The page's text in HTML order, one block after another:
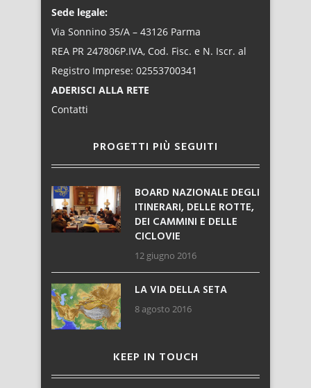
Sede legale:
Via Sonnino 35/A – 43126 Parma
REA PR 247806P.IVA, Cod. Fisc. e N. Iscr. al
Registro Imprese: 02553700341
ADERISCI ALLA RETE
Contatti
PROGETTI PIÙ SEGUITI
BOARD NAZIONALE DEGLI
ITINERARI, DELLE ROTTE,
DEI CAMMINI E DELLE
CICLOVIE
12 giugno 2016
LA VIA DELLA SETA
8 agosto 2016
KEEP IN TOUCH